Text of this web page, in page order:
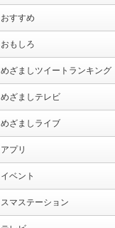
おすすめ
おもしろ
めざましツイートランキング
めざましテレビ
めざましライブ
アプリ
イベント
スマステーション